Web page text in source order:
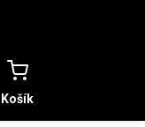
Košík